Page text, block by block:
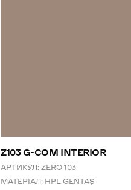
Z103 G-COM INTERIOR
АРТИКУЛ: ZERO 103
МАТЕРІАЛ: HPL GENTAŞ